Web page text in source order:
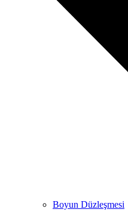
Boyun Düzleşmesi